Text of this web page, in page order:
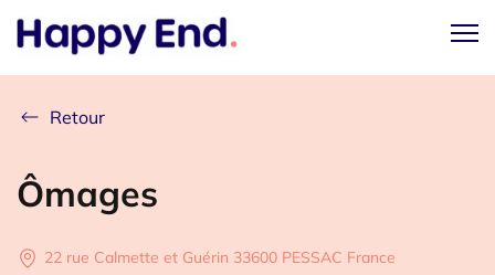
Retour
Ômages
22 rue Calmette et Guérin 33600 PESSAC France